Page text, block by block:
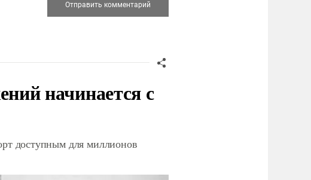
начинается с
доступным для миллионов